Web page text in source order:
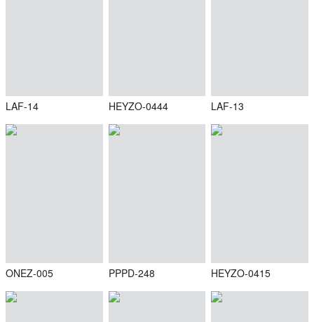
LAF-14 HEYZO-0444 LAF-13
ONEZ-005 PPPD-248 HEYZO-0415